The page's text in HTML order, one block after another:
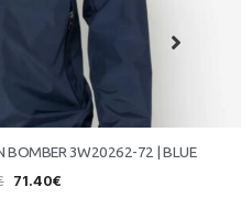
3W20262-72 | BLUE
71.40€